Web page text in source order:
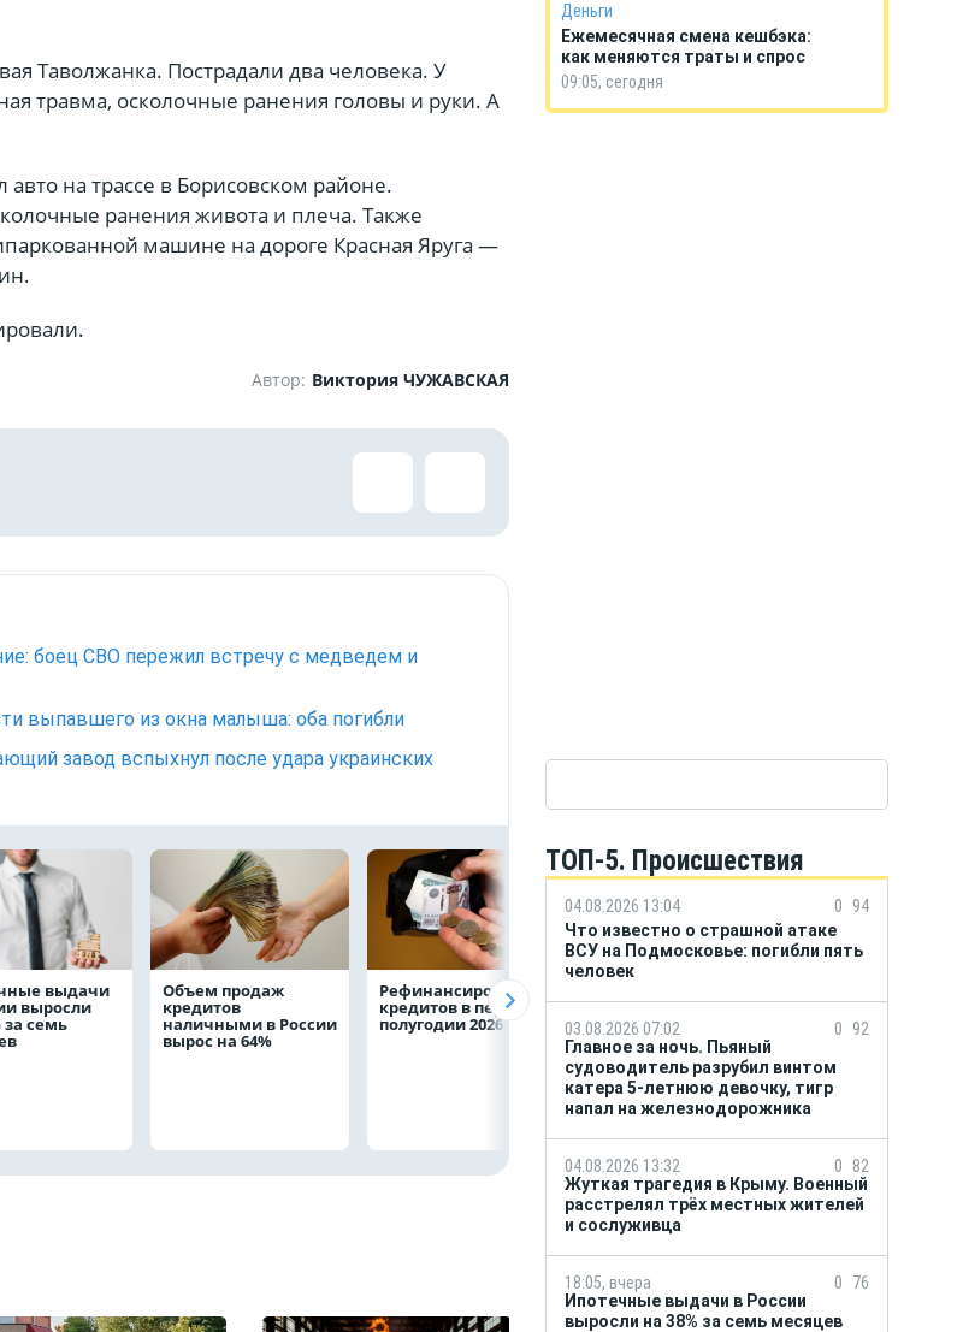
Таволжанка. Пострадали два человека. У
травма, осколочные ранения головы и руки. А
на трассе в Борисовском районе.
ранения живота и плеча. Также
машине на дороге Красная Яруга —
Автор: Виктория ЧУЖАВСКАЯ
боец СВО пережил встречу с медведем и
выпавшего из окна малыша: оба погибли
завод вспыхнул после удара украинских
выдачи
выросли
за семь
Объем продаж
кредитов
наличными в России
вырос на 64%
Рефинансирование
кредитов в первом
полугодии 2026 года
млрд рублей
на строительство
складских
комплексов
леопарда
шесть раз
Деньги
Ежемесячная смена кешбэка:
как меняются траты и спрос
09:05, сегодня
ТОП-5. Происшествия
04.08.2026 13:04 0
94
Что известно о страшной атаке
ВСУ на Подмосковье: погибли пять
человек
03.08.2026 07:02 0
92
Главное за ночь. Пьяный
судоводитель разрубил винтом
катера 5-летнюю девочку, тигр
напал на железнодорожника
04.08.2026 13:32 0
82
Жуткая трагедия в Крыму. Военный
расстрелял трёх местных жителей
и сослуживца
18:05, вчера 0
76
Ипотечные выдачи в России
выросли на 38% за семь месяцев